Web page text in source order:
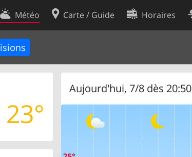
Météo Carte / Guide Horaires
23°
Aujourd'hui, 7/8 dès 20:50
Contact
Conditions d’utilisation